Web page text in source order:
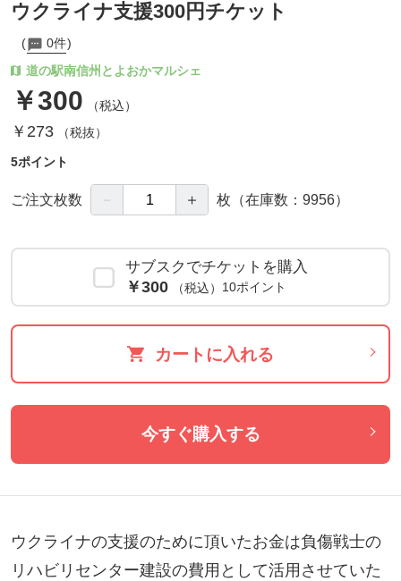
ウクライナ支援300円チケット
0件
道の駅南信州とよおかマルシェ
￥300 （税込）
￥273（税抜）
5ポイント
ご注文枚数 － ＋ 枚 （在庫数：9956）
サブスクでチケットを購入
￥300（税込） 10ポイント
カートに入れる
今すぐ購入する
ウクライナの支援のために頂いたお金は負傷戦士の
リハビリセンター建設の費用として活用させていた